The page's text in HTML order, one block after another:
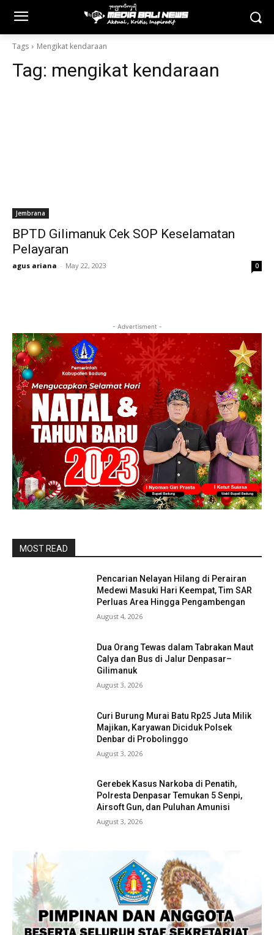
Tags Mengikat kendaraan
Tag: mengikat kendaraan
Jembrana
BPTD Gilimanuk Cek SOP Keselamatan
Pelayaran
agus ariana - May 22, 2023 0
- Advertisment -
MOST READ
Pencarian Nelayan Hilang di Perairan
Medewi Masuki Hari Keempat, Tim SAR
Perluas Area Hingga Pengambengan
August 4, 2026
Dua Orang Tewas dalam Tabrakan Maut
Calya dan Bus di Jalur Denpasar–
Gilimanuk
August 3, 2026
Curi Burung Murai Batu Rp25 Juta Milik
Majikan, Karyawan Diciduk Polsek
Denbar di Probolinggo
August 3, 2026
Gerebek Kasus Narkoba di Penatih,
Polresta Denpasar Temukan 5 Senpi,
Airsoft Gun, dan Puluhan Amunisi
August 3, 2026